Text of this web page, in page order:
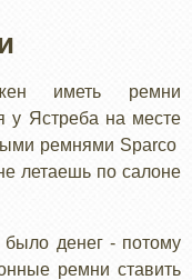
иметь ремни
у Ястреба на месте
ремнями Sparco
летаешь по салоне
денег - потому
ремни ставить